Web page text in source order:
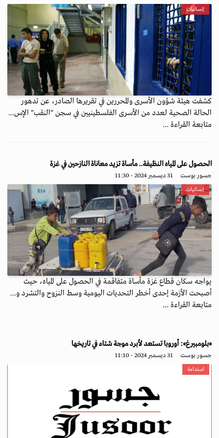
إنسانيات
كشفت هيئة شؤون الأسرى والمحررين في تقريرها الصادر، عن تدهور
الحالة الصحية لعدد من الأسرى الفلسطينيين في سجن "النقب" الإس...
متابعة القراءة ...
الحصول على المياه النظيفة.. مأساة تزيد معاناة النازحين في غزة
جسور بوست 31 ديسمبر 2024 - 11:30
إنسانيات
يواجه سكان قطاع غزة مأساة متفاقمة في الحصول على المياه، حيث
أصبحت الأزمة إحدى أخطر التحديات اليومية وسط النزوح والتشرد و...
متابعة القراءة ...
«بلومبيرغ»: أوروبا تستعد لأبرد موجة شتاء في تاريخها
جسور بوست 31 ديسمبر 2024 - 11:10
استدامة